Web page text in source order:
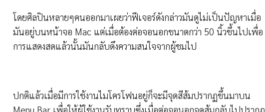
โดยศิลปินหลายๆคนออกมาเผยว่าฟีเจอร์ดังกล่าวมันดูไม่เป็นปัญหาเมื่อ
มันอยู่บนหน้าจอ Mac แต่เมื่อต้องต่อจอนอกขนาดกว่า 50 นิ้วขึ้นไปเพื่อ
การแสดงสดแล้วนั้นมันกลับดึงความสนใจจากผู้ชมไป
ปกติแล้วเมื่อมีการใช้งานไมโครโฟนอยู่ก็จะมีจุดสีส้มปรากฏขึ้นมาบน
Menu Bar เพื่อให้ผู้ใช้งานรับทราบซึ่งเมื่อต่อจอนอกจุดส้มกลับไปปรากฏ